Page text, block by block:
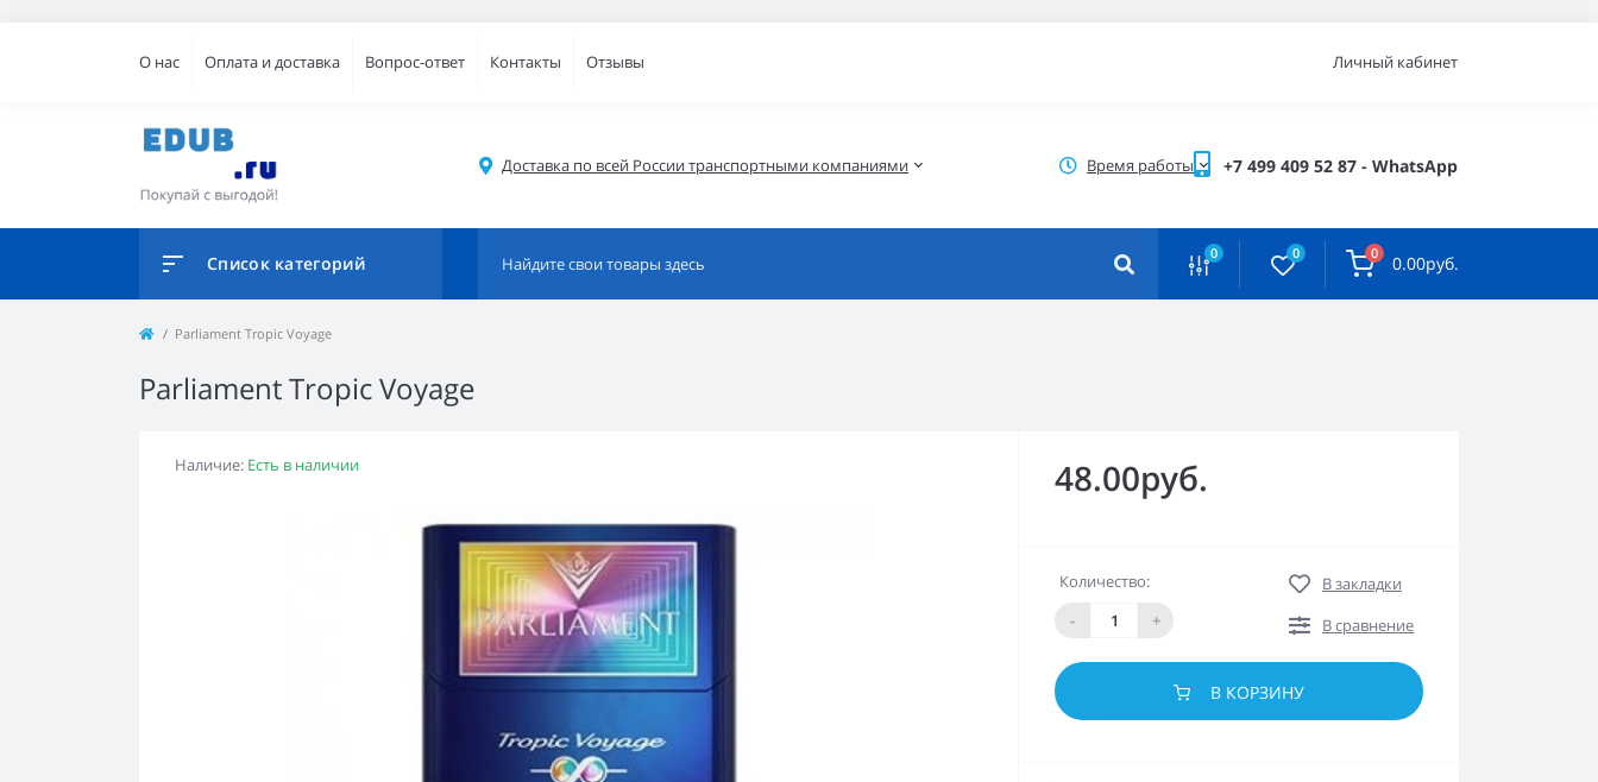
О нас Оплата и доставка Вопрос-ответ Контакты Отзывы Личный кабинет
Доставка по всей России транспортными компаниями Время работы +7 499 409 52 87 - WhatsApp
Список категорий 0 0 0 0.00руб.
Parliament Tropic Voyage
Parliament Tropic Voyage
Наличие: Есть в наличии 48.00руб.
Количество:
-
+
В закладки
В сравнение
В КОРЗИНУ